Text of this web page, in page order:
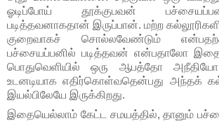
ஓடிப்போய் தூக்குபவன்
படித்தவனாகதான் இருப்பான். மற்ற
குறைவாகச் சொல்லவேண்டும்
பச்சையப்பனில் படித்தவன் என்பதாலோ
பொதுவெளியில் ஒரு ஆபத்தோ
உடனடியாக எதிர்கொள்வதென்பது அந்தக்
இயல்பிலேயே இருக்கிறது.
இதையெல்லாம் கேட்ட சமயத்தில்,தானும்